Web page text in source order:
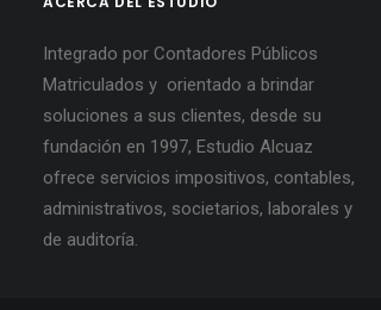
Integrado por Contadores Públicos
Matriculados y orientado a brindar
soluciones a sus clientes, desde su
fundación en 1997, Estudio Alcuaz
ofrece servicios impositivos, contables,
administrativos, societarios, laborales y
de auditoría.